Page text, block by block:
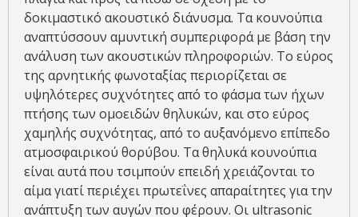
δοκιμαστικό ακουστικό διάνυσμα. Τα κουνούπια
αναπτύσσουν αμυντική συμπεριφορά με βάση την
ανάλυση των ακουστικών πληροφοριών. Το εύρος
της αρνητικής φωνοταξίας περιορίζεται σε
υψηλότερες συχνότητες από το φάσμα των ήχων
πτήσης των ομοειδών θηλυκών, και στο εύρος
χαμηλής συχνότητας, από το αυξανόμενο επίπεδο
ατμοσφαιρικού θορύβου. Τα θηλυκά κουνούπια
είναι αυτά που τσιμπούν επειδή χρειάζονται το
αίμα γιατί περιέχει πρωτεΐνες απαραίτητες για την
ανάπτυξη των αυγών που φέρουν. Οι ultrasonic